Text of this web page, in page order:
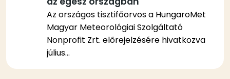
Az országos tisztifőorvos a HungaroMet
Magyar Meteorológiai Szolgáltató
Nonprofit Zrt. előrejelzésére hivatkozva
július...